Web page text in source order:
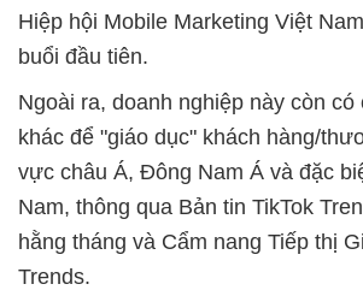
Hiệp hội Mobile Marketing Việt
buổi đầu tiên.
Ngoài ra, doanh nghiệp này còn có
khác để "giáo dục" khách hàng/
vực châu Á, Đông Nam Á và đặc
Nam, thông qua Bản tin TikTok
hằng tháng và Cẩm nang Tiếp thị
Trends.